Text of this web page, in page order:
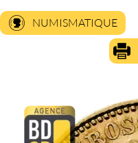
NUMISMATIQUE